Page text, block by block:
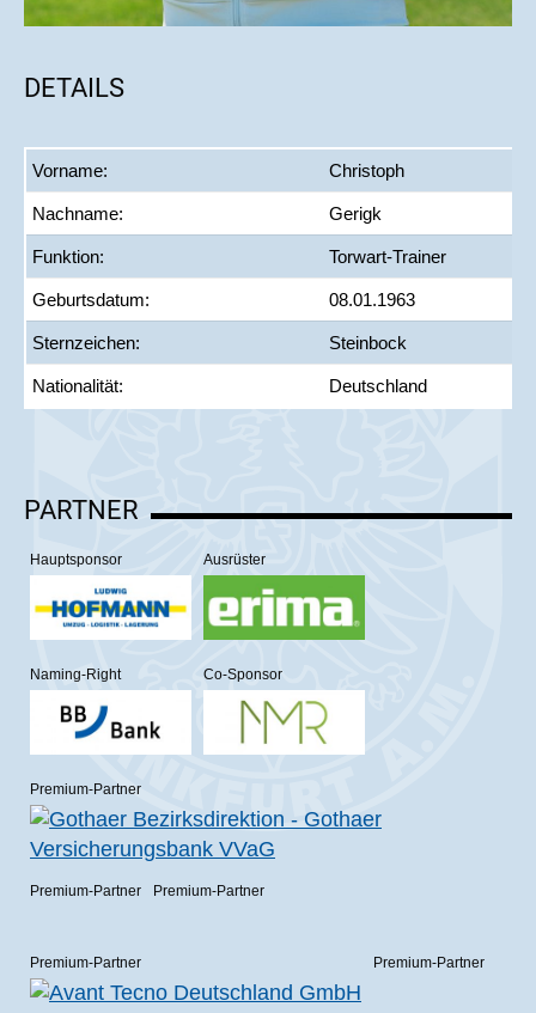
DETAILS
Vorname: Christoph
Nachname: Gerigk
Funktion: Torwart-Trainer
Geburtsdatum: 08.01.1963
Sternzeichen: Steinbock
Nationalität: Deutschland
PARTNER
Hauptsponsor Ausrüster
Naming-Right Co-Sponsor
Premium-Partner
Premium-Partner Premium-Partner
Premium-Partner Premium-Partner